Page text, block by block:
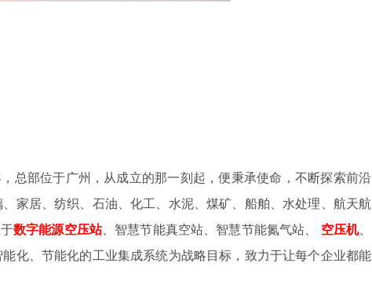
，总部位于广州，从成立的那一刻起，便秉承使命，不断探索前沿
家居、纺织、石油、化工、水泥、煤矿、船舶、水处理、航天航
数字能源空压站、智慧节能真空站、智慧节能氮气站、 空压机、
化、节能化的工业集成系统为战略目标，致力于让每个企业都能